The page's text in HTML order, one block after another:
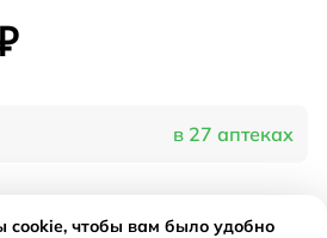
в 27 аптеках
чтобы вам было удобно